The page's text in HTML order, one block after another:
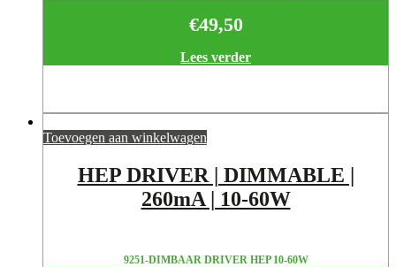
€49,50
Lees verder
Toevoegen aan winkelwagen
HEP DRIVER | DIMMABLE |
260mA | 10-60W
9251-DIMBAAR DRIVER HEP 10-60W